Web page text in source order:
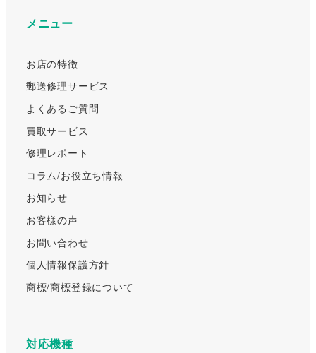
メニュー
お店の特徴
郵送修理サービス
よくあるご質問
買取サービス
修理レポート
コラム/お役立ち情報
お知らせ
お客様の声
お問い合わせ
個人情報保護方針
商標/商標登録について
対応機種